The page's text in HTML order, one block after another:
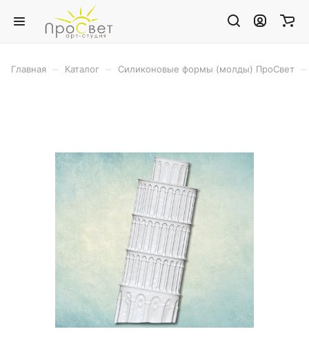
Главная Каталог Силиконовые формы (молды) ПроСвет